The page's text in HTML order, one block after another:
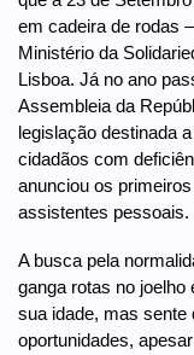
em cadeira de rodas
Ministério da
Lisboa. Já no ano
Assembleia da
legislação destinada
cidadãos com
anunciou os
assistentes pessoais.
A busca pela
ganga rotas no joelho
sua idade, mas
oportunidades,